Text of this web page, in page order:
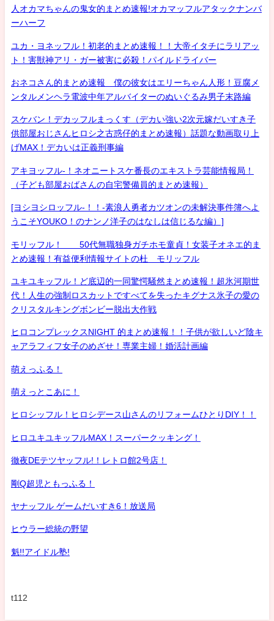
人オカマちゃんの鬼女的まとめ速報!オカマッフルアタックナンバ
ーハーフ
ユカ・ヨネッフル！初老的まとめ速報！！大帝イタチにラリアッ
ト！害獣神アリ・ガー被害に必殺！パイルドライバー
おネコさん的まとめ速報 僕の彼女はエリーちゃん人形！豆腐メ
ンタルメンヘラ電波中年アルバイターのぬいぐるみ男子末路編
スケバン！デカッフルまっくす（デカい強い2次元嫁だいすき子
供部屋おじさんヒロシ之古惑仔的まとめ速報）話題な動画取り上
げMAX！デカいは正義刑事編
アキヨッフル-！ネオニートスケ番長のエキストラ芸能情報局！
（子ども部屋おばさんの自宅警備員的まとめ速報）
[ヨシヨシロッフル-！！-素浪人勇者カツオンの未解決事件簿へよ
うこそYOUKO！のナンノ洋子のはなしは信じるな編）]
モリッフル！ 50代無職独身ガチホモ童貞！女装子オネエ的ま
とめ速報！有益便利情報サイトの杜 モリッフル
ユキユキッフル！ど底辺的一同驚愕騒然まとめ速報！超氷河期世
代！人生の強制ロスカットですべてを失ったキグナス氷子の愛の
クリスタルキングボンビー脱出大作戦
ヒロコンプレックスNIGHT 的まとめ速報！！子供が欲しいど陰キ
ャアラフィフ女子のめざせ！専業主婦！婚活計画編
萌えっふる！
萌えっとこあに！
ヒロシッフル！ヒロシデース山さんのリフォームひとりDIY！！
ヒロユキユキッフルMAX！スーパークッキング！
徹夜DEテツヤッフル!！レトロ館2号店！
剛Q超児ともっふる！
ヤナッフル ゲームだいすき6！放送局
ヒウラー総統の野望
魁!!アイドル塾!
t112